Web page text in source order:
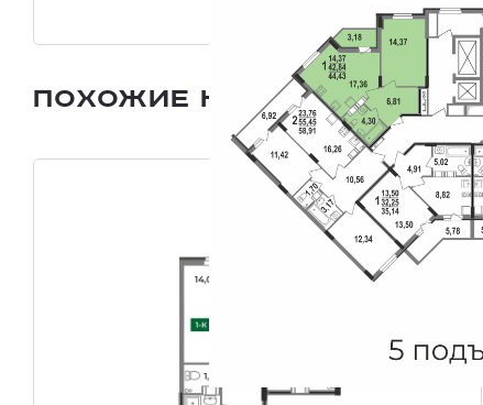
Похожие квартиры Все